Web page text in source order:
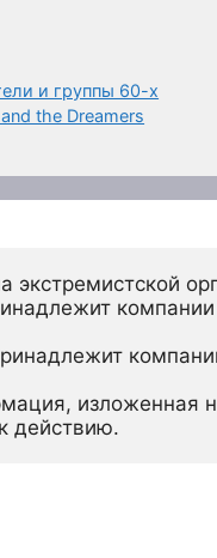
и группы 60-х
the Dreamers
экстремистской
изложенная
действию.